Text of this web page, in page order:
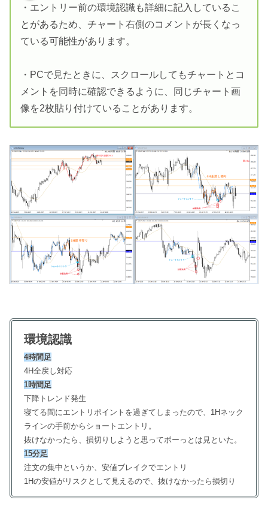
・エントリー前の環境認識も詳細に記入しているこ
とがあるため、チャート右側のコメントが長くなっ
ている可能性があります。
・PCで見たときに、スクロールしてもチャートとコ
メントを同時に確認できるように、同じチャート画
像を2枚貼り付けていることがあります。
環境認識
4時間足
4H全戻し対応
1時間足
下降トレンド発生
寝てる間にエントリポイントを過ぎてしまったので、1Hネック
ラインの手前からショートエントリ。
抜けなかったら、損切りしようと思ってボーっとは見といた。
15分足
注文の集中というか、安値ブレイクでエントリ
1Hの安値がリスクとして見えるので、抜けなかったら損切り